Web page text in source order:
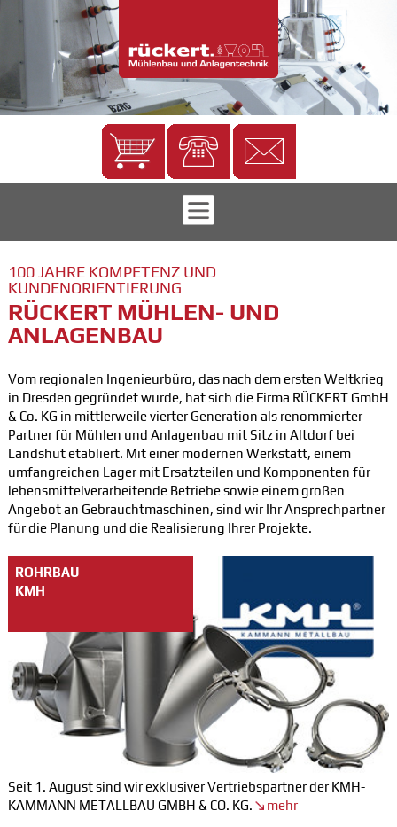
100 JAHRE KOMPETENZ UND
KUNDENORIENTIERUNG
RÜCKERT MÜHLEN- UND
ANLAGENBAU
Vom regionalen Ingenieurbüro, das nach dem ersten Weltkrieg
in Dresden gegründet wurde, hat sich die Firma RÜCKERT GmbH
& Co. KG in mittlerweile vierter Generation als renommierter
Partner für Mühlen und Anlagenbau mit Sitz in Altdorf bei
Landshut etabliert. Mit einer modernen Werkstatt, einem
umfangreichen Lager mit Ersatzteilen und Komponenten für
lebensmittelverarbeitende Betriebe sowie einem großen
Angebot an Gebrauchtmaschinen, sind wir Ihr Ansprechpartner
für die Planung und die Realisierung Ihrer Projekte.
Seit 1. August sind wir exklusiver Vertriebspartner der KMH-
KAMMANN METALLBAU GMBH & CO. KG.
mehr
ROHRBAU
KMH